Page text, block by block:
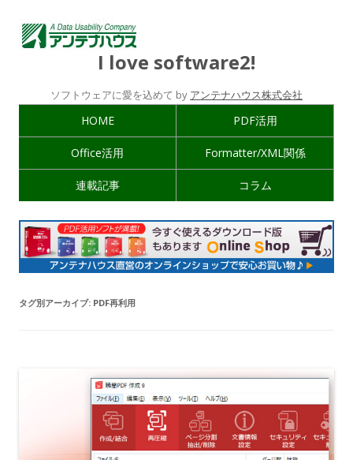
I love software2!
ソフトウェアに愛を込めて by アンテナハウス株式会社
HOME PDF活用
Office活用 Formatter/XML関係
連載記事 コラム
タグ別アーカイブ: PDF再利用